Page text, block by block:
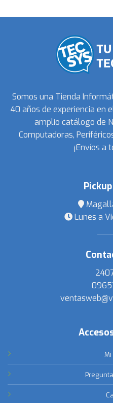
Somos una Tienda
40 años de experiencia en
amplio catálogo de
Computadoras,
¡Envíos a
Lunes a